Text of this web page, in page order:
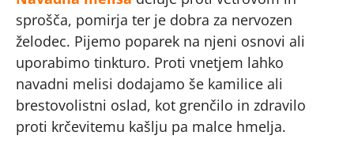
sprošča, pomirja ter je dobra za nervozen
želodec. Pijemo poparek na njeni osnovi ali
uporabimo tinkturo. Proti vnetjem lahko
navadni melisi dodajamo še kamilice ali
brestovolistni oslad, kot grenčilo in zdravilo
proti krčevitemu kašlju pa malce hmelja.